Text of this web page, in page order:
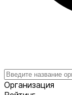
Организация